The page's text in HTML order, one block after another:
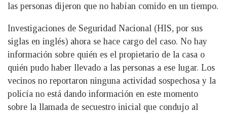
las personas dijeron que no habían comido en un tiempo.
Investigaciones de Seguridad Nacional (HIS, por sus
siglas en inglés) ahora se hace cargo del caso. No hay
información sobre quién es el propietario de la casa o
quién pudo haber llevado a las personas a ese lugar. Los
vecinos no reportaron ninguna actividad sospechosa y la
policía no está dando información en este momento
sobre la llamada de secuestro inicial que condujo al